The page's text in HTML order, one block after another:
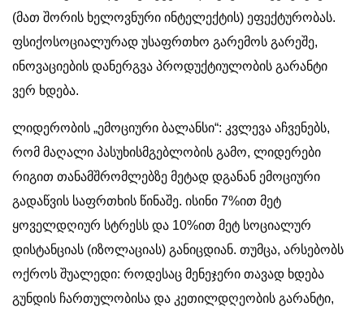
(მათ შორის ხელოვნური ინტელექტის) ეფექტურობას.
ფსიქოსოციალურად უსაფრთხო გარემოს გარეშე,
ინოვაციების დანერგვა პროდუქტიულობის გარანტი
ვერ ხდება.
ლიდერობის „ემოციური ბალანსი“: კვლევა აჩვენებს,
რომ მაღალი პასუხისმგებლობის გამო, ლიდერები
რიგით თანამშრომლებზე მეტად დგანან ემოციური
გადაწვის საფრთხის წინაშე. ისინი 7%ით მეტ
ყოველდღიურ სტრესს და 10%ით მეტ სოციალურ
დისტანციას (იზოლაციას) განიცდიან. თუმცა, არსებობს
ოქროს შუალედი: როდესაც მენეჯერი თავად ხდება
გუნდის ჩართულობისა და კეთილდღეობის გარანტი,